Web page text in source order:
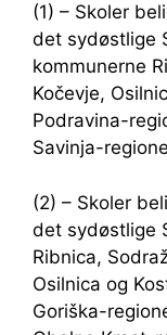
(1) – Skoler
det sydøstlige
kommunerne
Kočevje,
Podravina-
Savinja-
(2) – Skoler
det sydøstlige
Ribnica,
Osilnica og
Goriška-